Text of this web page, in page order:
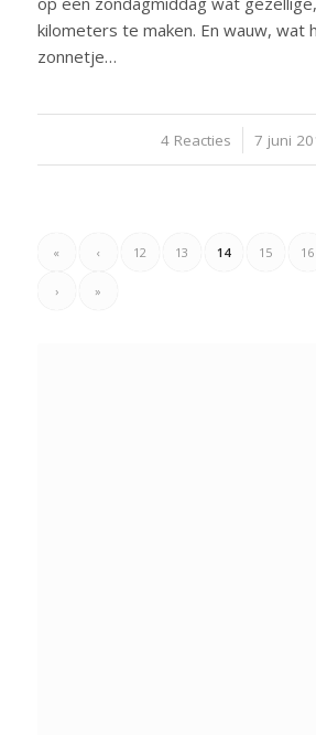
kilometers te maken. En wauw, wat
zonnetje…
4 Reacties
/ 7 juni
« ‹ 12 13 14 15 16
› »